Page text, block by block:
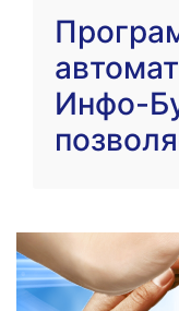
Инфо-